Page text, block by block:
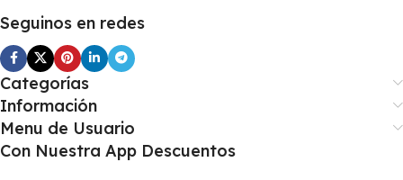
Seguinos en redes
Categorías
Información
Menu de Usuario
Con Nuestra App Descuentos